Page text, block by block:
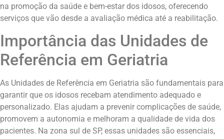
na promoção da saúde e bem-estar dos idosos, oferecendo
serviços que vão desde a avaliação médica até a reabilitação.
Importância das Unidades de
Referência em Geriatria
As Unidades de Referência em Geriatria são fundamentais para
garantir que os idosos recebam atendimento adequado e
personalizado. Elas ajudam a prevenir complicações de saúde,
promovem a autonomia e melhoram a qualidade de vida dos
pacientes. Na zona sul de SP, essas unidades são essenciais,